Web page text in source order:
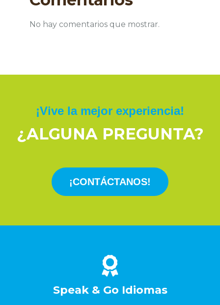
No hay comentarios que mostrar.
¡Vive la mejor experiencia!
¿ALGUNA PREGUNTA?
¡CONTÁCTANOS!
Speak & Go Idiomas